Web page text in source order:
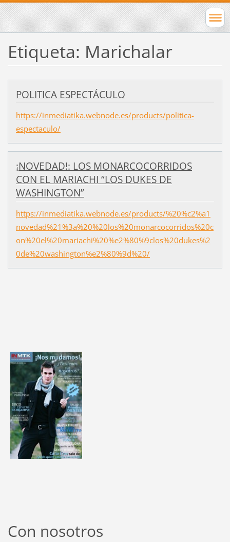
Etiqueta: Marichalar
POLITICA ESPECTÁCULO
https://inmediatika.webnode.es/products/politica-
espectaculo/
¡NOVEDAD!: LOS MONARCOCORRIDOS
CON EL MARIACHI “LOS DUKES DE
WASHINGTON”
https://inmediatika.webnode.es/products/%20%c2%a1
novedad%21%3a%20%20los%20monarcocorridos%20c
on%20el%20mariachi%20%e2%80%9clos%20dukes%2
0de%20washington%e2%80%9d%20/
Con nosotros